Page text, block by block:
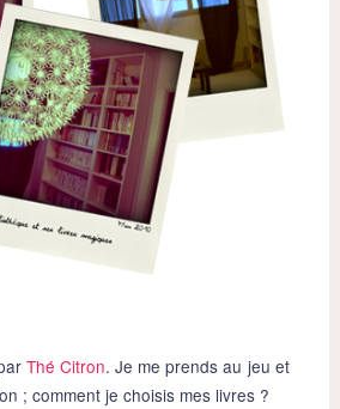
Thé Citron. Je me prends au jeu et
; comment je choisis mes livres ?